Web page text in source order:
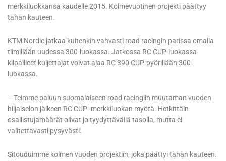
merkkiluokkansa kaudelle 2015. Kolmevuotinen projekti päättyy
tähän kauteen.
KTM Nordic jatkaa kuitenkin vahvasti road racingin parissa omalla
tiimillään uudessa 300-luokassa. Jatkossa RC CUP-luokassa
kilpailleet kuljettajat voivat ajaa RC 390 CUP-pyörillään 300-
luokassa.
– Teimme paluun suomalaiseen road racingiin muutaman vuoden
hiljaiselon jälkeen RC CUP -merkkiluokan myötä. Hetkittäin
osallistujamäärät olivat jo tyydyttävällä tasolla, mutta ei
valitettavasti pysyvästi.
Sitouduimme kolmen vuoden projektiin, joka päättyi tähän kauteen.